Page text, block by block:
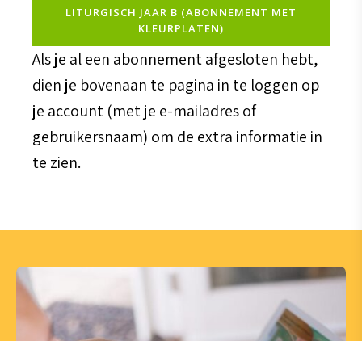
LITURGISCH JAAR B (ABONNEMENT MET
KLEURPLATEN)
Als je al een abonnement afgesloten hebt,
dien je bovenaan te pagina in te loggen op
je account (met je e-mailadres of
gebruikersnaam) om de extra informatie in
te zien.